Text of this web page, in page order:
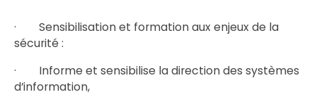
· Sensibilisation et formation aux enjeux de la
sécurité :
· Informe et sensibilise la direction des systèmes
d’information,